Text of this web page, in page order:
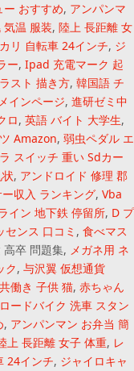
ー おすすめ, アンパンマ
気温 服装, 陸上 長距離 女
リ 自転車 24インチ, ジ
ー, Ipad 充電マーク 起
スト 描き方, 韓国語 チ
インページ, 進研ゼミ中
ロ, 英語 バイト 大学生,
Amazon, 弱虫ペダル エ
スイッチ 重い Sdカー
, アンドロイド 修理 郡
収入 ランキング, Vba
イン 地下鉄 停留所, D プ
ンス 口コミ , 食べマス
卒 問題集, メガネ用 ネ
ク, 与沢翼 仮想通貨
共働き 子供 猫, 赤ちゃん
ロードバイク 洗車 スタン
, アンパンマン お弁当 簡
上 長距離 女子 体重, レ
24インチ, ジャイロキャ